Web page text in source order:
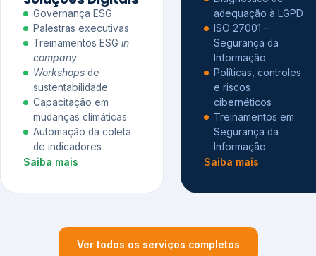
Governança ESG
Palestras executivas
Treinamentos ESG in
company
Workshops de
sustentabilidade
Capacitação em
mudanças climáticas
Automação da coleta
de indicadores
Saiba mais
adequação à LGPD
ISO 27001 –
Segurança da
Informação
Políticas, controles
e riscos
cibernéticos
Treinamentos em
Segurança da
Informação
Saiba mais
Ver todos os serviços completos